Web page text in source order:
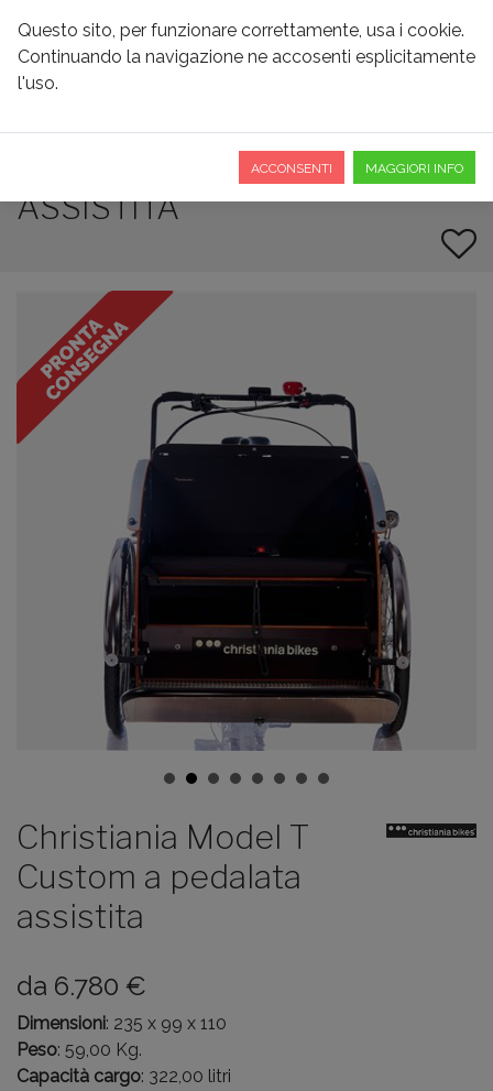
CHRISTIANIA MODEL T
CUSTOM A PEDALATA
ASSISTITA
Christiania Model T
Custom a pedalata
assistita
da 6.780 €
Dimensioni: 235 x 99 x 110
Peso: 59,00 Kg.
Capacità cargo: 322,00 litri
Questo sito, per funzionare correttamente, usa i cookie.
Continuando la navigazione ne accosenti esplicitamente
l'uso.
ACCONSENTI MAGGIORI INFO